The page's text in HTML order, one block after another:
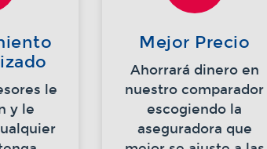
le
y le
Mejor Precio
Ahorrará dinero en
nuestro comparador
escogiendo la
aseguradora que